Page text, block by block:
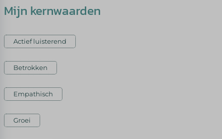
Mijn kernwaarden
Actief luisterend
Betrokken
Empathisch
Groei